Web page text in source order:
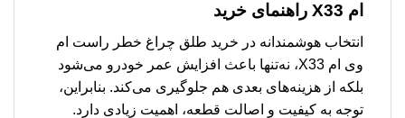
ام X33 راهنمای خرید
انتخاب هوشمندانه در خرید طلق چراغ خطر راست ام
وی ام X33، نه‌تنها باعث افزایش عمر خودرو می‌شود
بلکه از هزینه‌های بعدی هم جلوگیری می‌کند. بنابراین،
توجه به کیفیت و اصالت قطعه، اهمیت زیادی دارد.